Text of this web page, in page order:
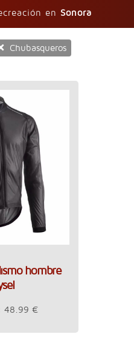
en Sonora
Chubasqueros
hombre
48.99 €